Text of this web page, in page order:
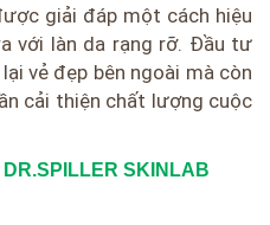
giải đáp một cách hiệu
với làn da rạng rỡ. Đầu tư
vẻ đẹp bên ngoài mà còn
cải thiện chất lượng cuộc
DR.SPILLER SKINLAB